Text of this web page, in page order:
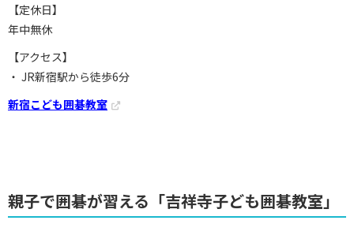
【定休日】
年中無休
【アクセス】
・ JR新宿駅から徒歩6分
新宿こども囲碁教室
親子で囲碁が習える「吉祥寺子ども囲碁教室」